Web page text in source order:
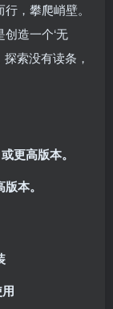
，攀爬峭壁。
造一个‘无
索没有读条，
更高版本。
本。